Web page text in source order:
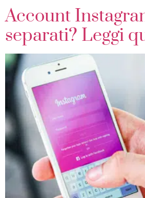
Account
separati? Leggi